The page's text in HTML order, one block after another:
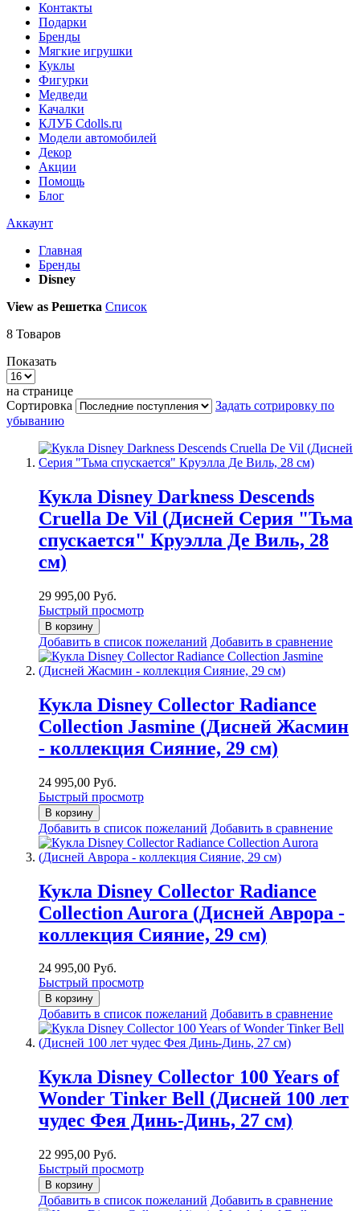
Контакты
Подарки
Бренды
Мягкие игрушки
Куклы
Фигурки
Медведи
Качалки
КЛУБ Cdolls.ru
Модели автомобилей
Декор
Акции
Помощь
Блог
Аккаунт
Главная
Бренды
Disney
View as Решетка Список
8 Товаров
Показать
на странице
Сортировка
Задать сотрировку по
убыванию
Кукла Disney Darkness Descends
Cruella De Vil (Дисней Серия "Тьма
спускается" Круэлла Де Виль, 28
см)
29 995,00 Руб.
Быстрый просмотр
В корзину
Добавить в список пожеланий Добавить в сравнение
Кукла Disney Collector Radiance
Collection Jasmine (Дисней Жасмин
- коллекция Сияние, 29 см)
24 995,00 Руб.
Быстрый просмотр
В корзину
Добавить в список пожеланий Добавить в сравнение
Кукла Disney Collector Radiance
Collection Aurora (Дисней Аврора -
коллекция Сияние, 29 см)
24 995,00 Руб.
Быстрый просмотр
В корзину
Добавить в список пожеланий Добавить в сравнение
Кукла Disney Collector 100 Years of
Wonder Tinker Bell (Дисней 100 лет
чудес Фея Динь-Динь, 27 см)
22 995,00 Руб.
Быстрый просмотр
В корзину
Добавить в список пожеланий Добавить в сравнение